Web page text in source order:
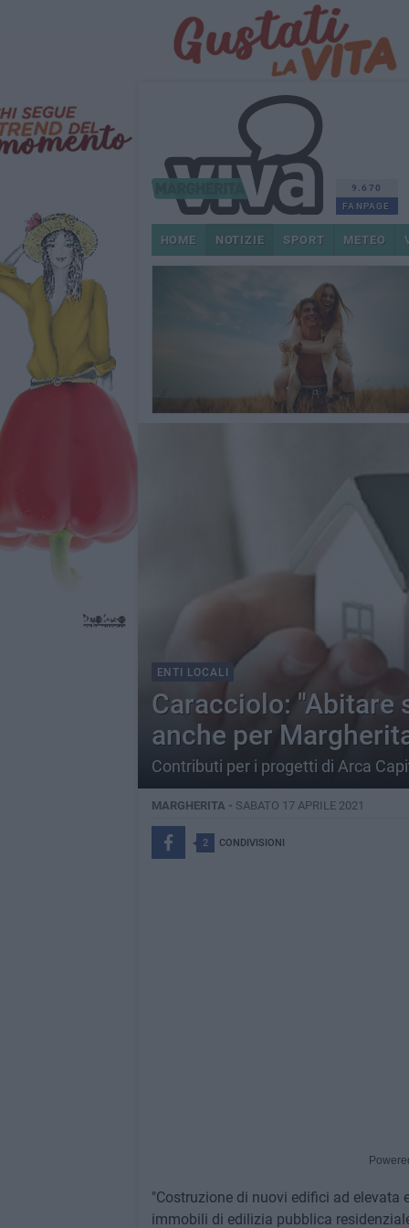
9.670
FANPAGE
HOME NOTIZIE SPORT METEO
ENTI LOCALI
Caracciolo: "Abitare
anche per
Contributi per i progetti di Arca
MARGHERITA - SABATO 17 APRILE 2021
2 CONDIVISIONI
"Costruzione di nuovi edifici ad elevata
immobili di edilizia pubblica